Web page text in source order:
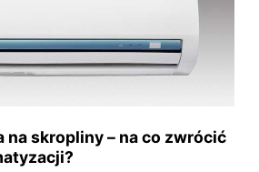
na skropliny – na co zwrócić